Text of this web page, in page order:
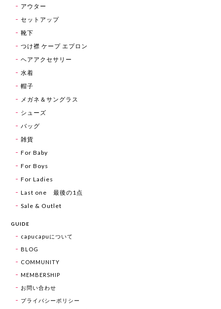
アウター
セットアップ
靴下
つけ襟 ケープ エプロン
ヘアアクセサリー
水着
帽子
メガネ＆サングラス
シューズ
バッグ
雑貨
For Baby
For Boys
For Ladies
Last one 最後の1点
Sale & Outlet
GUIDE
capucapuについて
BLOG
COMMUNITY
MEMBERSHIP
お問い合わせ
プライバシーポリシー